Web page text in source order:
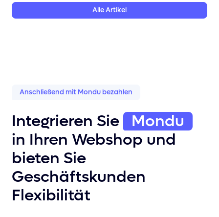
AlleArtikel
Anschließend mit Mondu bezahlen
Integrieren Sie
Mondu
in Ihren Webshop und
bieten Sie
Geschäftskunden
Flexibilität